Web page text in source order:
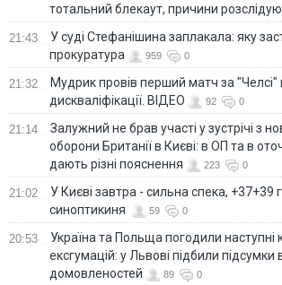
тотальний блекаут, причини
21:43
У суді Стефанішина заплакала: яку
прокуратура
959 0
21:32
Мудрик провів перший матч за "Челсі"
дискваліфікації. ВІДЕО
92 0
21:14
Залужний не брав участі у зустрічі з
оборони Британії в Києві: в ОП та в
дають різні пояснення
223 0
21:02
У Києві завтра - сильна спека, +37+39
синоптикиня
59 0
20:53
Україна та Польща погодили наступні
ексгумацій: у Львові підбили підсумки
домовленостей
89 0